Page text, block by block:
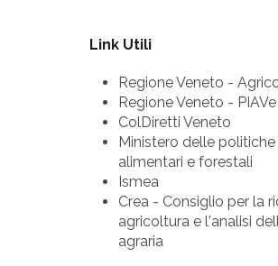
Link Utili
Regione Veneto -
Regione Veneto - PIAVe
ColDiretti Veneto
Ministero delle
alimentari e forestali
Ismea
Crea - Consiglio per la
agricoltura e l'analisi
agraria